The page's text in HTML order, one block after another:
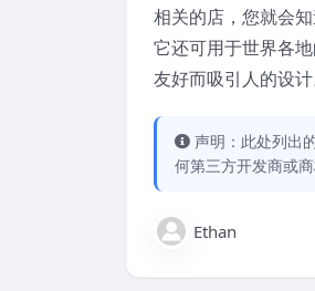
相关的店，您就会
它还可用于世界各
友好而吸引人的设
声明：此处列出
何第三方开发商或
Ethan